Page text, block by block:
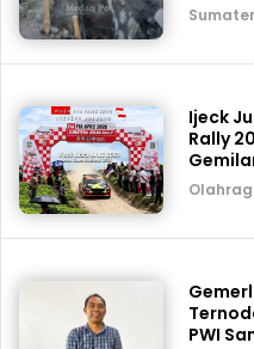
Ijeck
Rally
PWI